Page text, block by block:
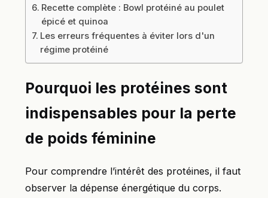
Recette complète : Bowl protéiné au poulet
épicé et quinoa
Les erreurs fréquentes à éviter lors d'un
régime protéiné
Pourquoi les protéines sont
indispensables pour la perte
de poids féminine
Pour comprendre l’intérêt des protéines, il faut
observer la dépense énergétique du corps.